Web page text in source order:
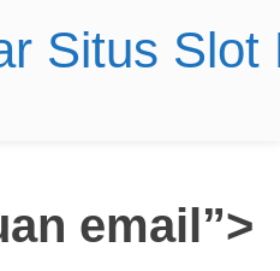
Situs Slot
email”>